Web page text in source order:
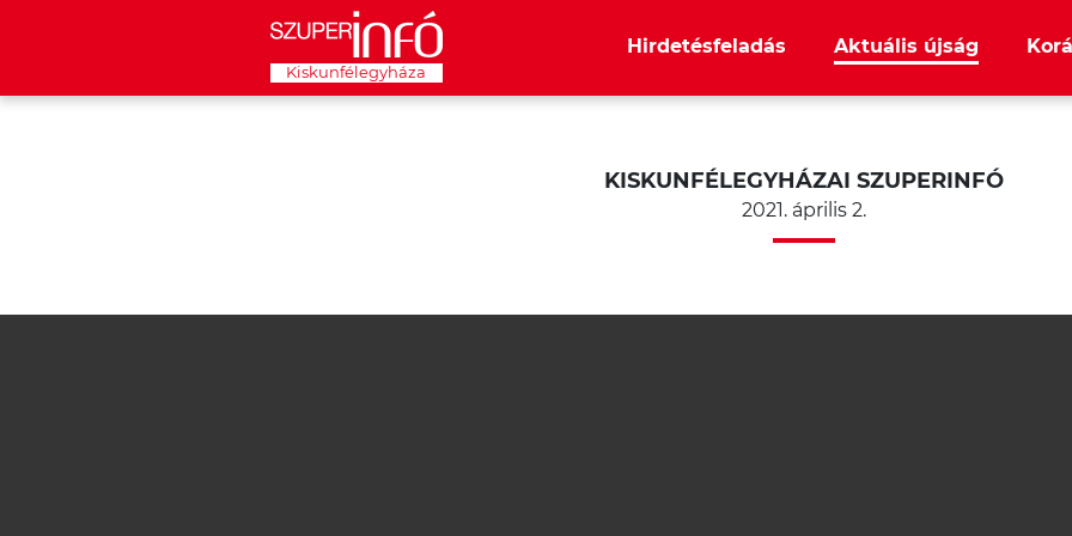
Kiskunfélegyháza
Hirdetésfeladás Aktuális újság
KISKUNFÉLEGYHÁZAI SZUPERINFÓ
2021. április 2.